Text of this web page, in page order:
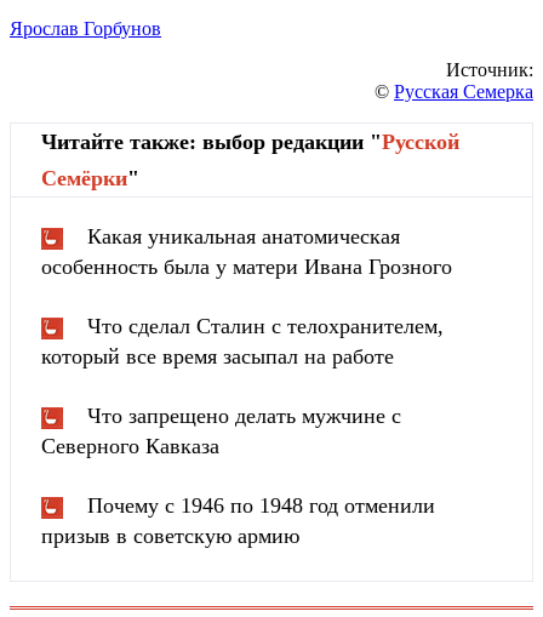
Ярослав Горбунов
Источник:
© Русская Семерка
Читайте также: выбор редакции "Русской
Cемёрки"
Какая уникальная анатомическая
особенность была у матери Ивана Грозного
Что сделал Сталин с телохранителем,
который все время засыпал на работе
Что запрещено делать мужчине с
Северного Кавказа
Почему с 1946 по 1948 год отменили
призыв в советскую армию